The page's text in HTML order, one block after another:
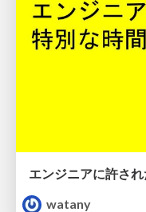
エンジニアに許さ
watany